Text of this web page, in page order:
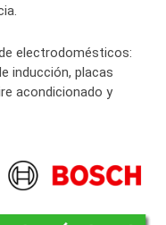
electrodomésticos:
inducción, placas
acondicionado y